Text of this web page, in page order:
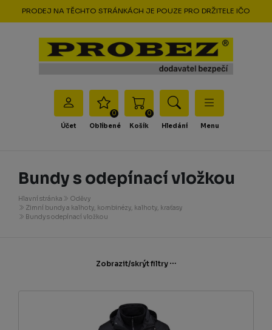
PRODEJ NA TĚCHTO STRÁNKÁCH JE POUZE PRO DRŽITELE IČO
Účet
0
Oblíbené
0
Košík
Hledání Menu
Bundy s odepínací vložkou
Hlavní stránka
Oděvy
Zimní bundy a kalhoty, kombinézy, kalhoty, kraťasy
Bundy s odepínací vložkou
Zobrazit/skrýt filtry